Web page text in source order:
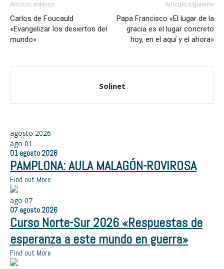
Artículo anterior
Carlos de Foucauld
«Evangelizar los desiertos del
mundo»
Artículo siguiente
Papa Francisco «El lugar de la
gracia es el lugar concreto
hoy, en el aquí y el ahora»
Solinet
agosto 2026
ago 01
01 agosto 2026
PAMPLONA: AULA MALAGÓN-ROVIROSA
Find out More
ago 07
07 agosto 2026
Curso Norte-Sur 2026 «Respuestas de
esperanza a este mundo en guerra»
Find out More